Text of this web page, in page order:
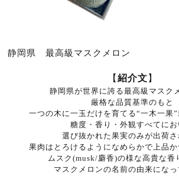
静岡県 最高級マスクメロン
【 紹介文 】
静岡県が世界に誇る最高級マスク
厳格な品質基準のもと
一つの木に一玉だけを育てる“一木一果
糖度・香り・外観すべてにお
選び抜かれた果実のみが出荷さ
果肉はとろけるようになめらかで上品か
ムスク(musk/麝香)の様な高貴な香
マスクメロンの名前の由来にな